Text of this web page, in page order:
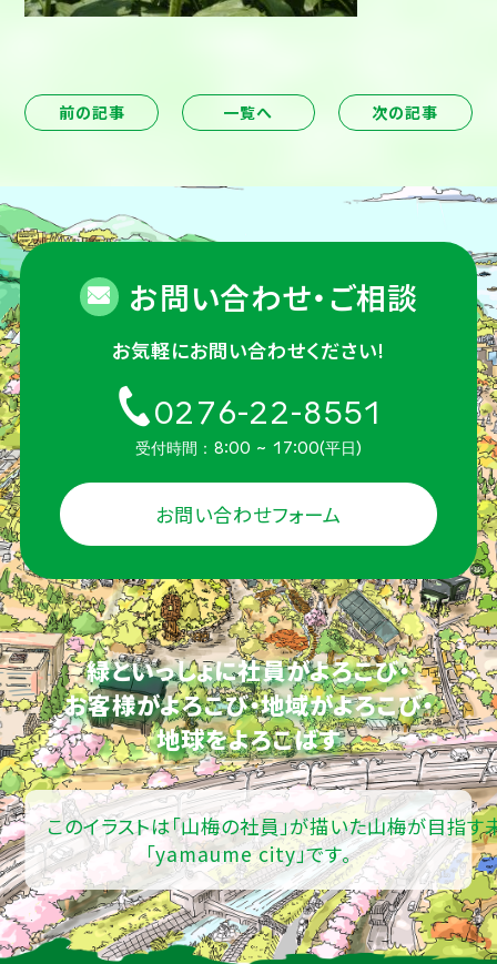
前の記事 一覧へ 次の記事
お問い合わせ・ご相談
お気軽にお問い合わせください!
0276-22-8551
受付時間：8:00 ~ 17:00(平日)
お問い合わせフォーム
緑といっしょに社員がよろこび・
お客様がよろこび・地域がよろこび・
地球をよろこばす
このイラストは「山梅の社員」が描いた山梅が目指す
「yamaume city」です。